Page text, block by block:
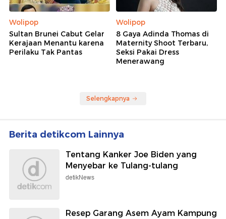
Wolipop
Sultan Brunei Cabut Gelar
Kerajaan Menantu karena
Perilaku Tak Pantas
Wolipop
8 Gaya Adinda Thomas di
Maternity Shoot Terbaru,
Seksi Pakai Dress
Menerawang
Selengkapnya
Berita detikcom Lainnya
Tentang Kanker Joe Biden yang
Menyebar ke Tulang-tulang
detikNews
Resep Garang Asem Ayam Kampung